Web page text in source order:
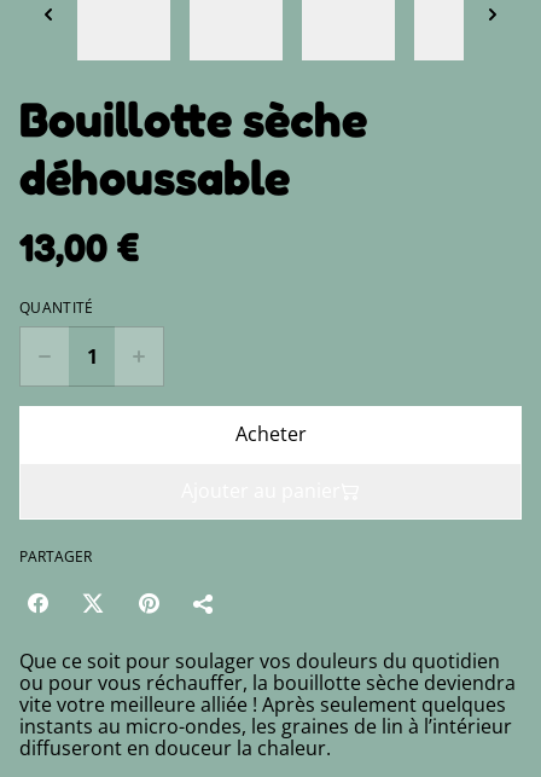
Bouillotte sèche
déhoussable
13,00 €
QUANTITÉ
Acheter
PARTAGER
Que ce soit pour soulager vos douleurs du quotidien
ou pour vous réchauffer, la bouillotte sèche deviendra
vite votre meilleure alliée ! Après seulement quelques
instants au micro-ondes, les graines de lin à l’intérieur
diffuseront en douceur la chaleur.